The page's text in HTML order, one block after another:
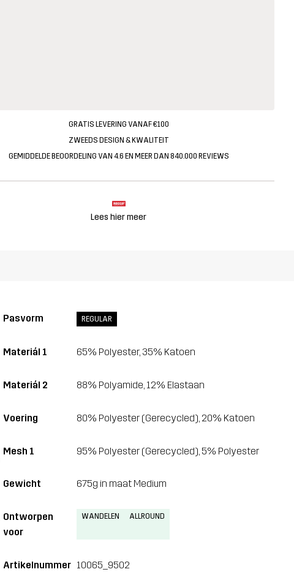
GRATIS LEVERING VANAF €100
ZWEEDS DESIGN & KWALITEIT
GEMIDDELDE BEOORDELING VAN 4.6 EN MEER DAN 840.000 REVIEWS
Lees hier meer
Pasvorm REGULAR
Materiál 1 65% Polyester, 35% Katoen
Materiál 2 88% Polyamide, 12% Elastaan
Voering 80% Polyester (Gerecycled), 20% Katoen
Mesh 1 95% Polyester (Gerecycled), 5% Polyester
Gewicht 675g in maat Medium
Ontworpen
voor
WANDELEN ALLROUND
Artikelnummer 10065_9502